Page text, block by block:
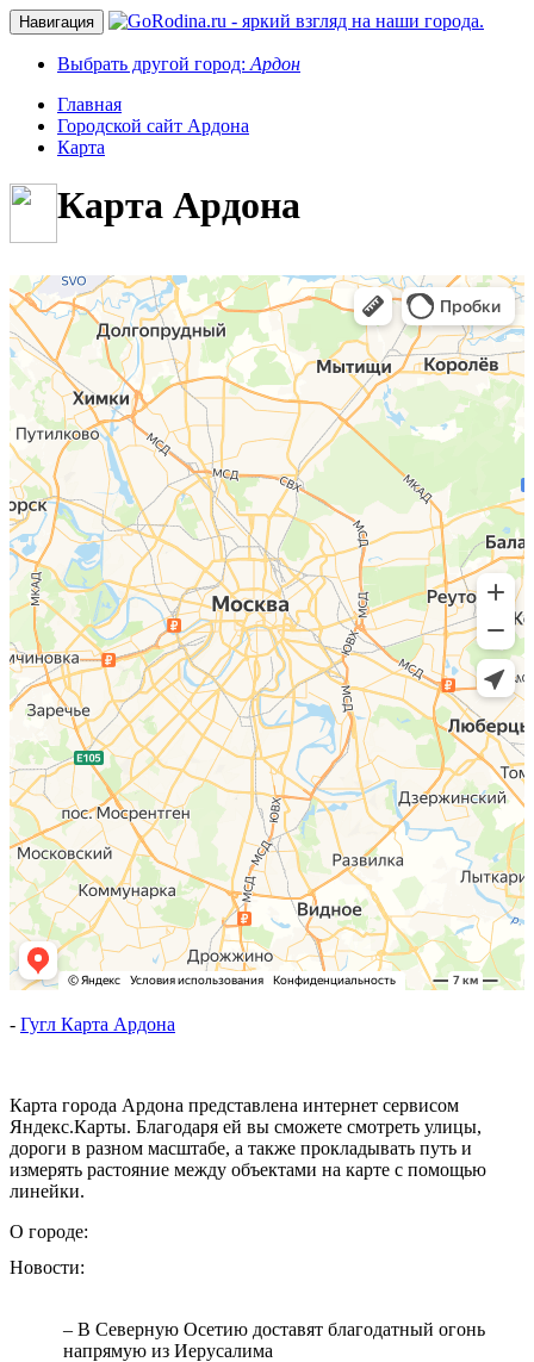
Навигация
Выбрать другой город: Ардон
Главная
Городской сайт Ардона
Карта
Карта Ардона
- Гугл Карта Ардона
Карта города Ардона представлена интернет сервисом
Яндекс.Карты. Благодаря ей вы сможете смотреть улицы,
дороги в разном масштабе, а также прокладывать путь и
измерять растояние между объектами на карте с помощью
линейки.
О городе:
Новости:
– В Северную Осетию доставят благодатный огонь
напрямую из Иерусалима